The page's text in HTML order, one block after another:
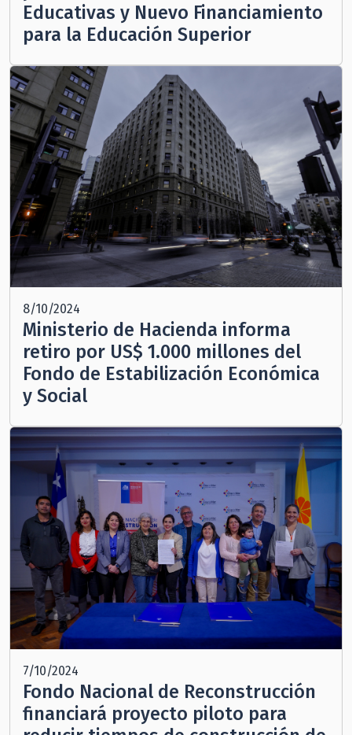
Educativas y Nuevo Financiamiento
para la Educación Superior
8/10/2024
Ministerio de Hacienda informa
retiro por US$ 1.000 millones del
Fondo de Estabilización Económica
y Social
7/10/2024
Fondo Nacional de Reconstrucción
financiará proyecto piloto para